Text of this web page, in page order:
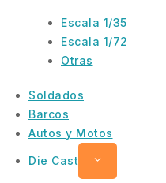
Escala 1/35
Escala 1/72
Otras
Soldados
Barcos
Autos y Motos
Die Cast